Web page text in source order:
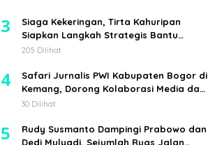
3
Siaga Kekeringan, Tirta Kahuripan
Siapkan Langkah Strategis Bantu
Pemkab Bogor
205 Dilihat
4
Safari Jurnalis PWI Kabupaten Bogor di
Kemang, Dorong Kolaborasi Media dan
Pemerintah Desa
30 Dilihat
5
Rudy Susmanto Dampingi Prabowo dan
Dedi Mulyadi, Sejumlah Ruas Jalan